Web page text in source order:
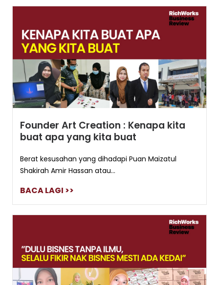
Founder Art Creation : Kenapa kita
buat apa yang kita buat
Berat kesusahan yang dihadapi Puan Maizatul
Shakirah Amir Hassan atau...
BACA LAGI >>